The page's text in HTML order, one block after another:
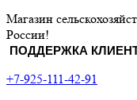
Магазин
России!
ПОДДЕРЖКА
+7-925-111-42-91